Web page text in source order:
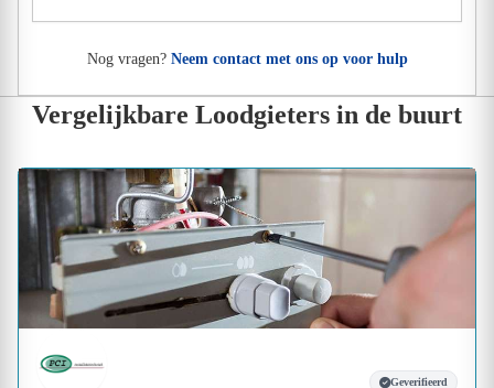
Nog vragen? Neem contact met ons op voor hulp
Vergelijkbare Loodgieters in de buurt
Geverifieerd